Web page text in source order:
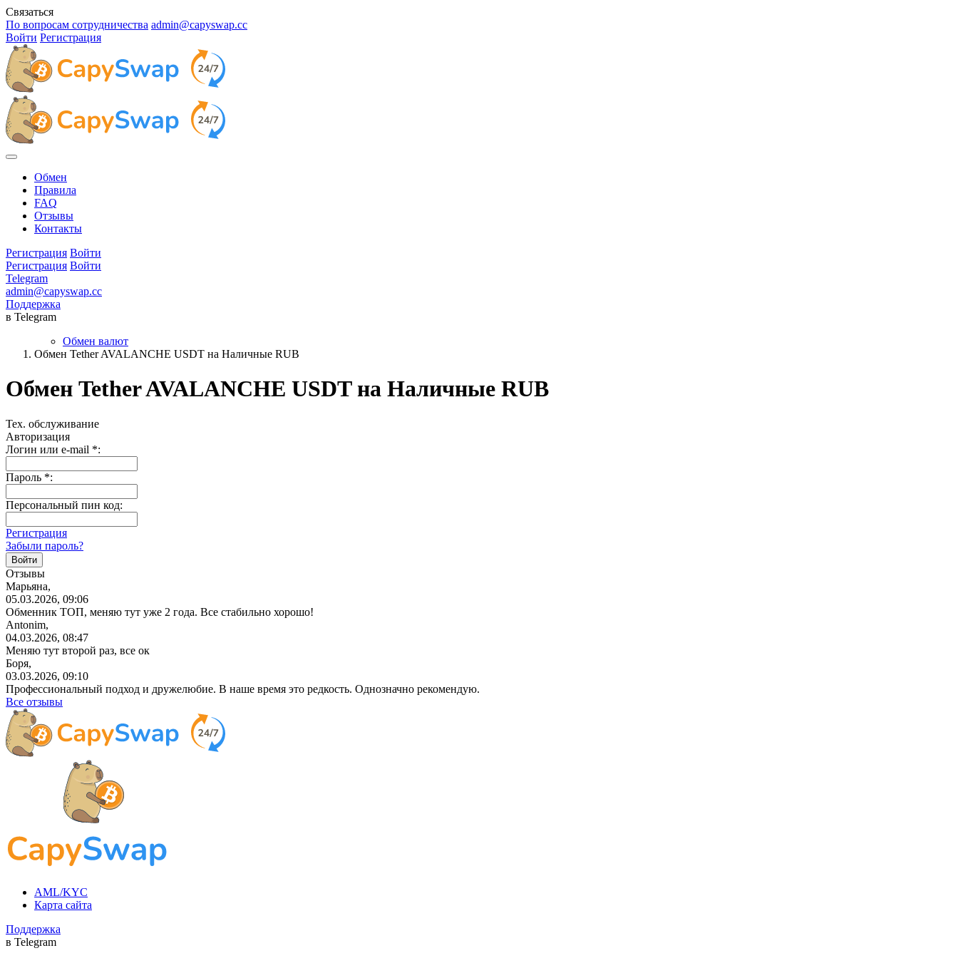
Связаться
По вопросам сотрудничества admin@capyswap.cc
Войти Регистрация
Обмен
Правила
FAQ
Отзывы
Контакты
Регистрация Войти
Регистрация Войти
Telegram
admin@capyswap.cc
Поддержка
в Telegram
Обмен валют
Обмен Tether AVALANCHE USDT на Наличные RUB
Обмен Tether AVALANCHE USDT на Наличные RUB
Тех. обслуживание
Авторизация
Логин или e-mail *:
Пароль *:
Персональный пин код:
Регистрация
Забыли пароль?
Отзывы
Марьяна,
05.03.2026, 09:06
Обменник ТОП, меняю тут уже 2 года. Все стабильно хорошо!
Antonim,
04.03.2026, 08:47
Меняю тут второй раз, все ок
Боря,
03.03.2026, 09:10
Профессиональный подход и дружелюбие. В наше время это редкость. Однозначно рекомендую.
Все отзывы
AML/KYC
Карта сайта
Поддержка
в Telegram